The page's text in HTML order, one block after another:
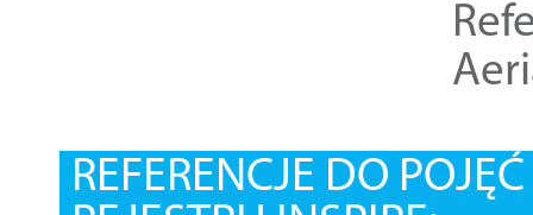
REFERENCJE DO